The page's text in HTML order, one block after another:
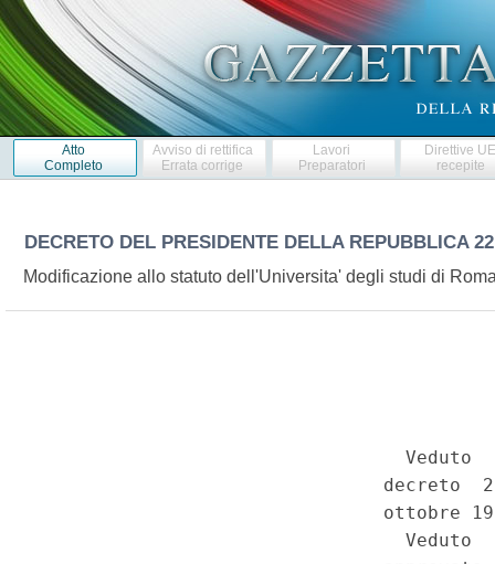
Atto
Completo
Avviso di rettifica
Errata corrige
Lavori
Preparatori
Direttive
recepite
DECRETO DEL PRESIDENTE DELLA REPUBBLICA
Modificazione allo statuto dell'Universita' degli studi di